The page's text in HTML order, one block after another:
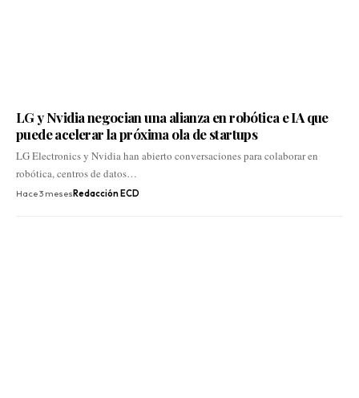
LG y Nvidia negocian una alianza en robótica e IA que
puede acelerar la próxima ola de startups
LG Electronics y Nvidia han abierto conversaciones para colaborar en
robótica, centros de datos…
Hace 3 mesesRedacción ECD